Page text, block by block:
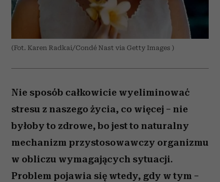
(Fot. Karen Radkai/Condé Nast via Getty Images )
Nie sposób całkowicie wyeliminować
stresu z naszego życia, co więcej – nie
byłoby to zdrowe, bo jest to naturalny
mechanizm przystosowawczy organizmu
w obliczu wymagających sytuacji.
Problem pojawia się wtedy, gdy w tym –